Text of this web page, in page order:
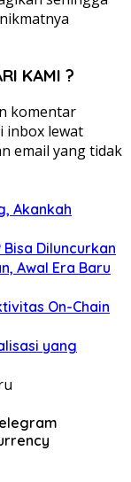
KAMI ?
komentar
inbox lewat
email yang tidak
Akankah
Bisa Diluncurkan
Awal Era Baru
On-Chain
yang